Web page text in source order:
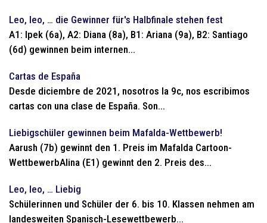
Leo, leo, … die Gewinner für's Halbfinale stehen fest
A1: Ipek (6a), A2: Diana (8a), B1: Ariana (9a), B2: Santiago
(6d) gewinnen beim internen...
Cartas de España
Desde diciembre de 2021, nosotros la 9c, nos escribimos
cartas con una clase de España. Son...
Liebigschüler gewinnen beim Mafalda-Wettbewerb!
Aarush (7b) gewinnt den 1. Preis im Mafalda Cartoon-
WettbewerbAlina (E1) gewinnt den 2. Preis des...
Leo, leo, … Liebig
Schülerinnen und Schüler der 6. bis 10. Klassen nehmen am
landesweiten Spanisch-Lesewettbewerb...